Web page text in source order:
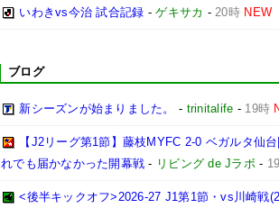
いわきvs今治 試合記録 -ゲキサカ -20時 NEW
ブログ
新シーズンが始まりました。 - trinitalife - 19時
【J2リーグ第1節】藤枝MYFC 2-0 ベガルタ仙
れでも届かなかった開幕戦 - リビング de Jラボ-
<後半キックオフ>2026-27 J1第1節・vs川崎戦